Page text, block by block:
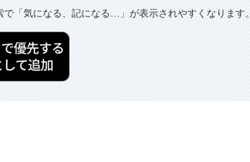
「気になる、記になる…」が表示されやすくなります。